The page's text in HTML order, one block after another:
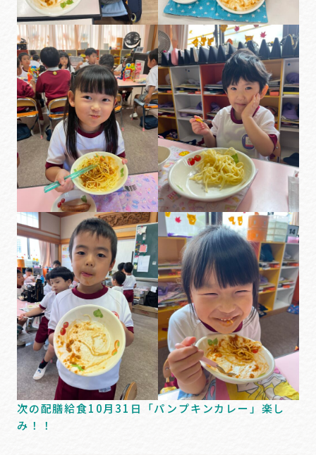
次の配膳給食10月31日「パンプキンカレー」楽し
み！！